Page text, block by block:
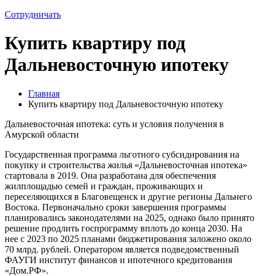
Сотрудничать
Купить квартиру под
Дальневосточную ипотеку
Главная
Купить квартиру под Дальневосточную ипотеку
Дальневосточная ипотека: суть и условия получения в
Амурской области
Государственная программа льготного субсидирования на
покупку и строительства жилья «Дальневосточная ипотека»
стартовала в 2019. Она разработана для обеспечения
жилплощадью семей и граждан, проживающих и
переселяющихся в Благовещенск и другие регионы Дальнего
Востока. Первоначально сроки завершения программы
планировались законодателями на 2025, однако было принято
решение продлить госпрограмму вплоть до конца 2030. На
нее с 2023 по 2025 планами бюджетирования заложено около
70 млрд. рублей. Оператором является подведомственный
ФАУГИ институт финансов и ипотечного кредитования
«Дом.РФ».